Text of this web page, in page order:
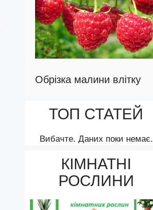
Обрізка малини влітку
ТОП СТАТЕЙ
Вибачте. Даних поки немає.
КІМНАТНІ
РОСЛИНИ